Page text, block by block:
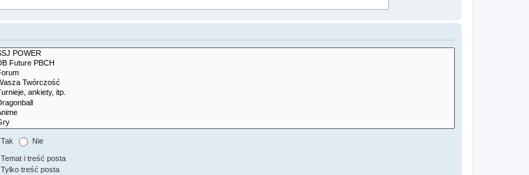
Tak Nie
Temat i treść posta
Tylko treść posta